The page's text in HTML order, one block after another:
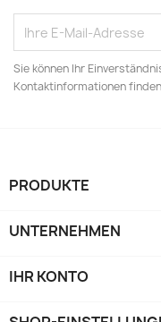
Sie können Ihr
Kontaktinformationen
PRODUKTE
UNTERNEHMEN
IHR KONTO